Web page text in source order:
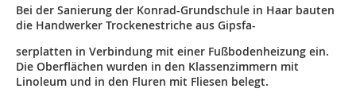
Bei der Sanierung der Konrad-Grundschule in Haar bauten
die Handwerker Trockenestriche aus Gipsfa-
serplatten in Verbindung mit einer Fußbodenheizung ein.
Die Oberflächen wurden in den Klassenzimmern mit
Linoleum und in den Fluren mit Fliesen belegt.